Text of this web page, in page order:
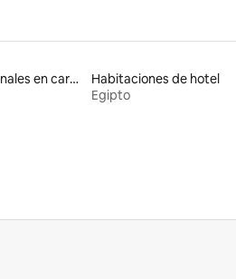
Rentas vacacionales en carpas
Habitaciones de hotel
Egipto